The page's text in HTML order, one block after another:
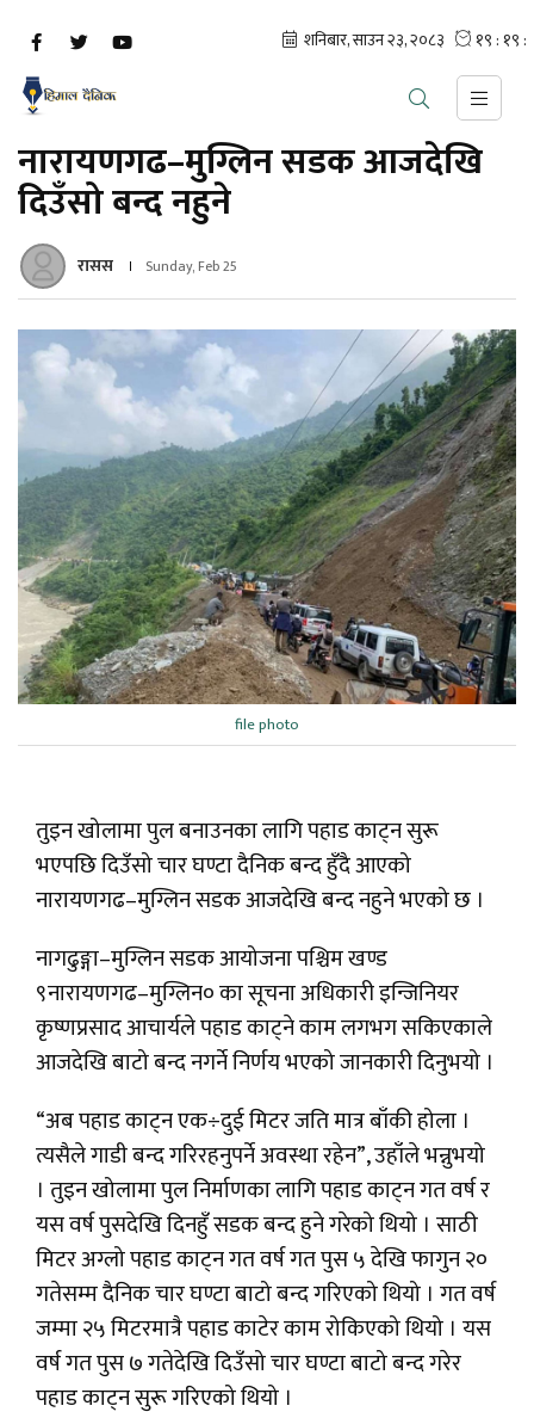
नारायणगढ–मुग्लिन सडक आजदेखि
दिउँसो बन्द नहुने
रासस Sunday, Feb 25
file photo
तुइन खोलामा पुल बनाउनका लागि पहाड काट्न सुरू
भएपछि दिउँसो चार घण्टा दैनिक बन्द हुँदै आएको
नारायणगढ–मुग्लिन सडक आजदेखि बन्द नहुने भएको छ ।
नागढुङ्गा–मुग्लिन सडक आयोजना पश्चिम खण्ड
९नारायणगढ–मुग्लिन० का सूचना अधिकारी इन्जिनियर
कृष्णप्रसाद आचार्यले पहाड काट्ने काम लगभग सकिएकाले
आजदेखि बाटो बन्द नगर्ने निर्णय भएको जानकारी दिनुभयो ।
“अब पहाड काट्न एक÷दुई मिटर जति मात्र बाँकी होला ।
त्यसैले गाडी बन्द गरिरहनुपर्ने अवस्था रहेन”, उहाँले भन्नुभयो
। तुइन खोलामा पुल निर्माणका लागि पहाड काट्न गत वर्ष र
यस वर्ष पुसदेखि दिनहुँ सडक बन्द हुने गरेको थियो । साठी
मिटर अग्लो पहाड काट्न गत वर्ष गत पुस ५ देखि फागुन २०
गतेसम्म दैनिक चार घण्टा बाटो बन्द गरिएको थियो । गत वर्ष
जम्मा २५ मिटरमात्रै पहाड काटेर काम रोकिएको थियो । यस
वर्ष गत पुस ७ गतेदेखि दिउँसो चार घण्टा बाटो बन्द गरेर
पहाड काट्न सुरू गरिएको थियो ।